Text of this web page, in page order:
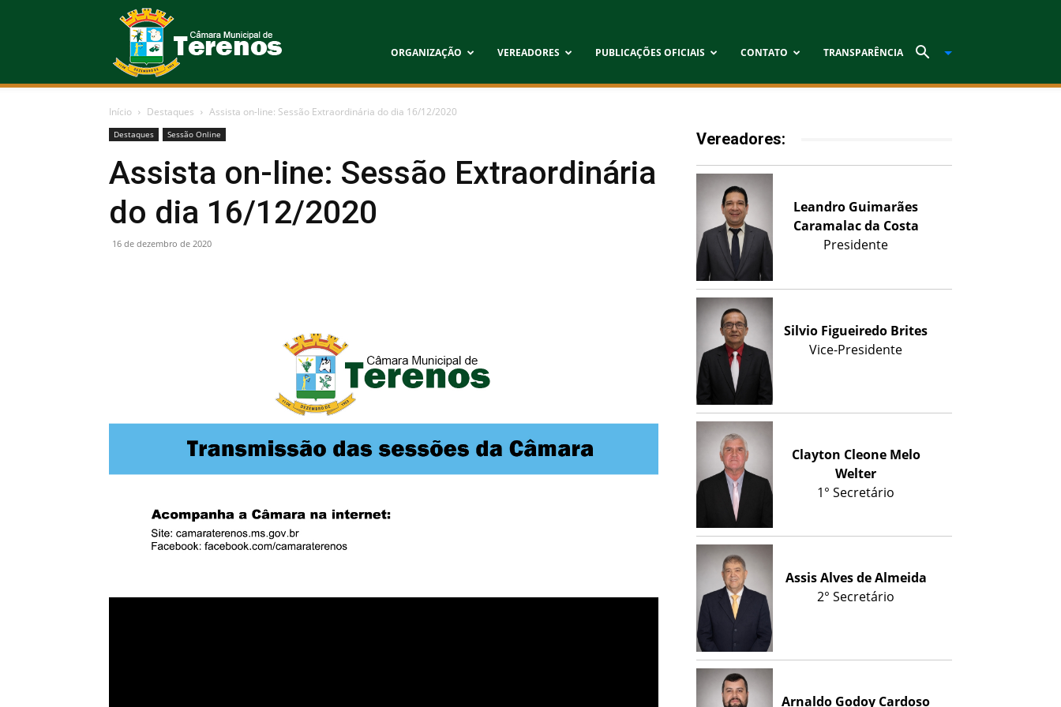
de
ORGANIZAÇÃO VEREADORES PUBLICAÇÕES OFICIAIS CONTATO TRANSPARÊNCIA
Início Destaques Assista on-line: Sessão Extraordinária do dia 16/12/2020
Destaques Sessão Online
Assista on-line: Sessão Extraordinária
do dia 16/12/2020
16 de dezembro de 2020
Vereadores:
Leandro Guimarães
Caramalac da Costa
Presidente
Silvio Figueiredo Brites
Vice-Presidente
Clayton Cleone Melo
Welter
1° Secretário
Assis Alves de Almeida
2° Secretário
Arnaldo Godoy Cardoso